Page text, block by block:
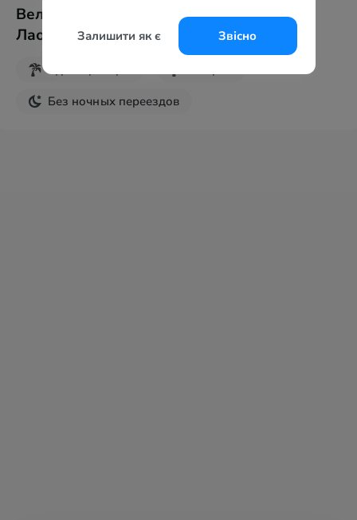
Великий Індокитайський вояж: Вʼєтнам,
Лаос, Камбоджа. Новий Рік
Туроператоры
Без ночных переездов
Залишити як є Звісно